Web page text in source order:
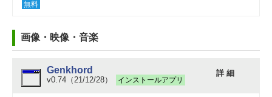
無料
画像・映像・音楽
Genkhord
v0.74（21/12/28） インストールアプリ
詳 細